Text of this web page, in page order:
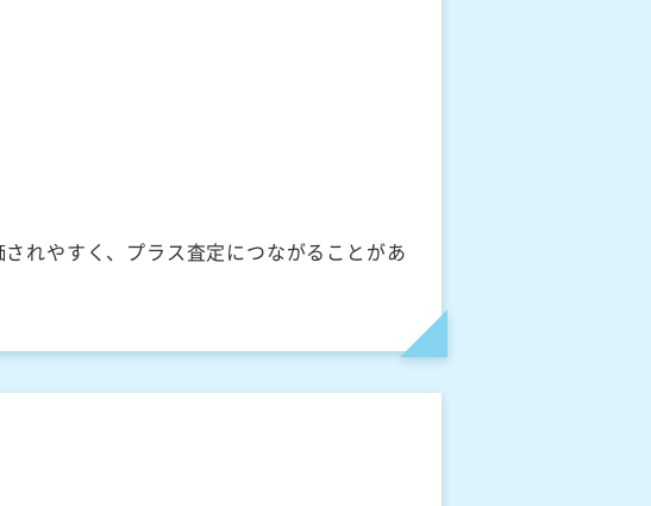
れやすく、プラス査定につながることがあ